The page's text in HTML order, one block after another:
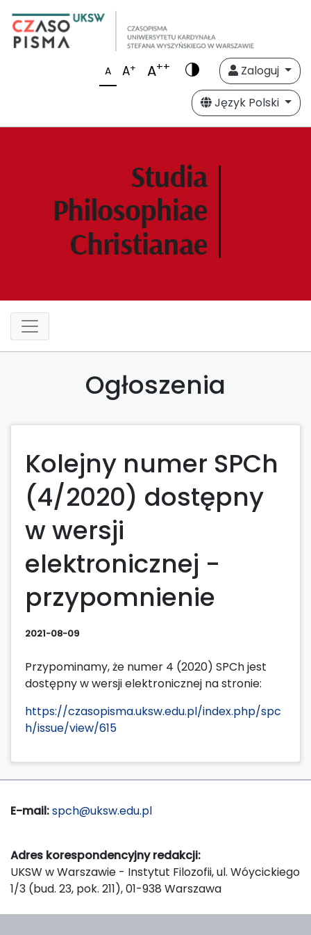
A A+ A++
Zaloguj
Język Polski
Ogłoszenia
Kolejny numer SPCh
(4/2020) dostępny
w wersji
elektronicznej -
przypomnienie
2021-08-09
Przypominamy, że numer 4 (2020) SPCh jest
dostępny w wersji elektronicznej na stronie:
https://czasopisma.uksw.edu.pl/index.php/spc
h/issue/view/615
E-mail:spch@uksw.edu.pl
Adres korespondencyjny redakcji:
UKSW w Warszawie - Instytut Filozofii, ul. Wóycickiego
1/3 (bud. 23, pok. 211), 01-938 Warszawa